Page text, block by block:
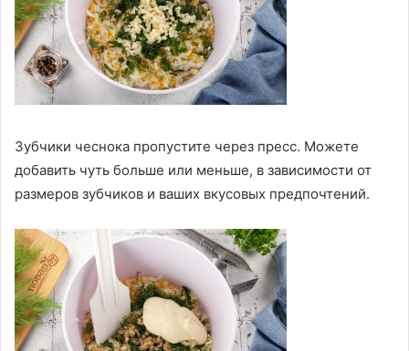
Зубчики чеснока пропустите через пресс. Можете
добавить чуть больше или меньше, в зависимости от
размеров зубчиков и ваших вкусовых предпочтений.